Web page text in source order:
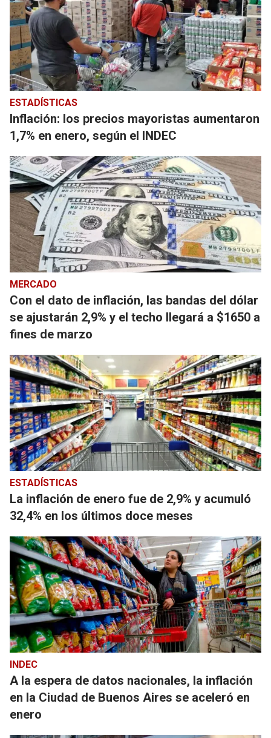
ESTADÍSTICAS
Inflación: los precios mayoristas aumentaron
1,7% en enero, según el INDEC
MERCADO
Con el dato de inflación, las bandas del dólar
se ajustarán 2,9% y el techo llegará a $1650 a
fines de marzo
ESTADÍSTICAS
La inflación de enero fue de 2,9% y acumuló
32,4% en los últimos doce meses
INDEC
A la espera de datos nacionales, la inflación
en la Ciudad de Buenos Aires se aceleró en
enero